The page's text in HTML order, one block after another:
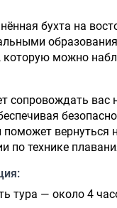
бухта на
которую можно
сопровождать вас
поможет вернуться
по технике
тура — около 4